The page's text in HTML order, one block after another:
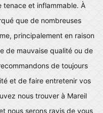
et inflammable. À
que de nombreuses
principalement en raison
de mauvaise qualité ou de
de toujours
et de faire entretenir vos
nous trouver à Mareil
nous serons ravis de vous